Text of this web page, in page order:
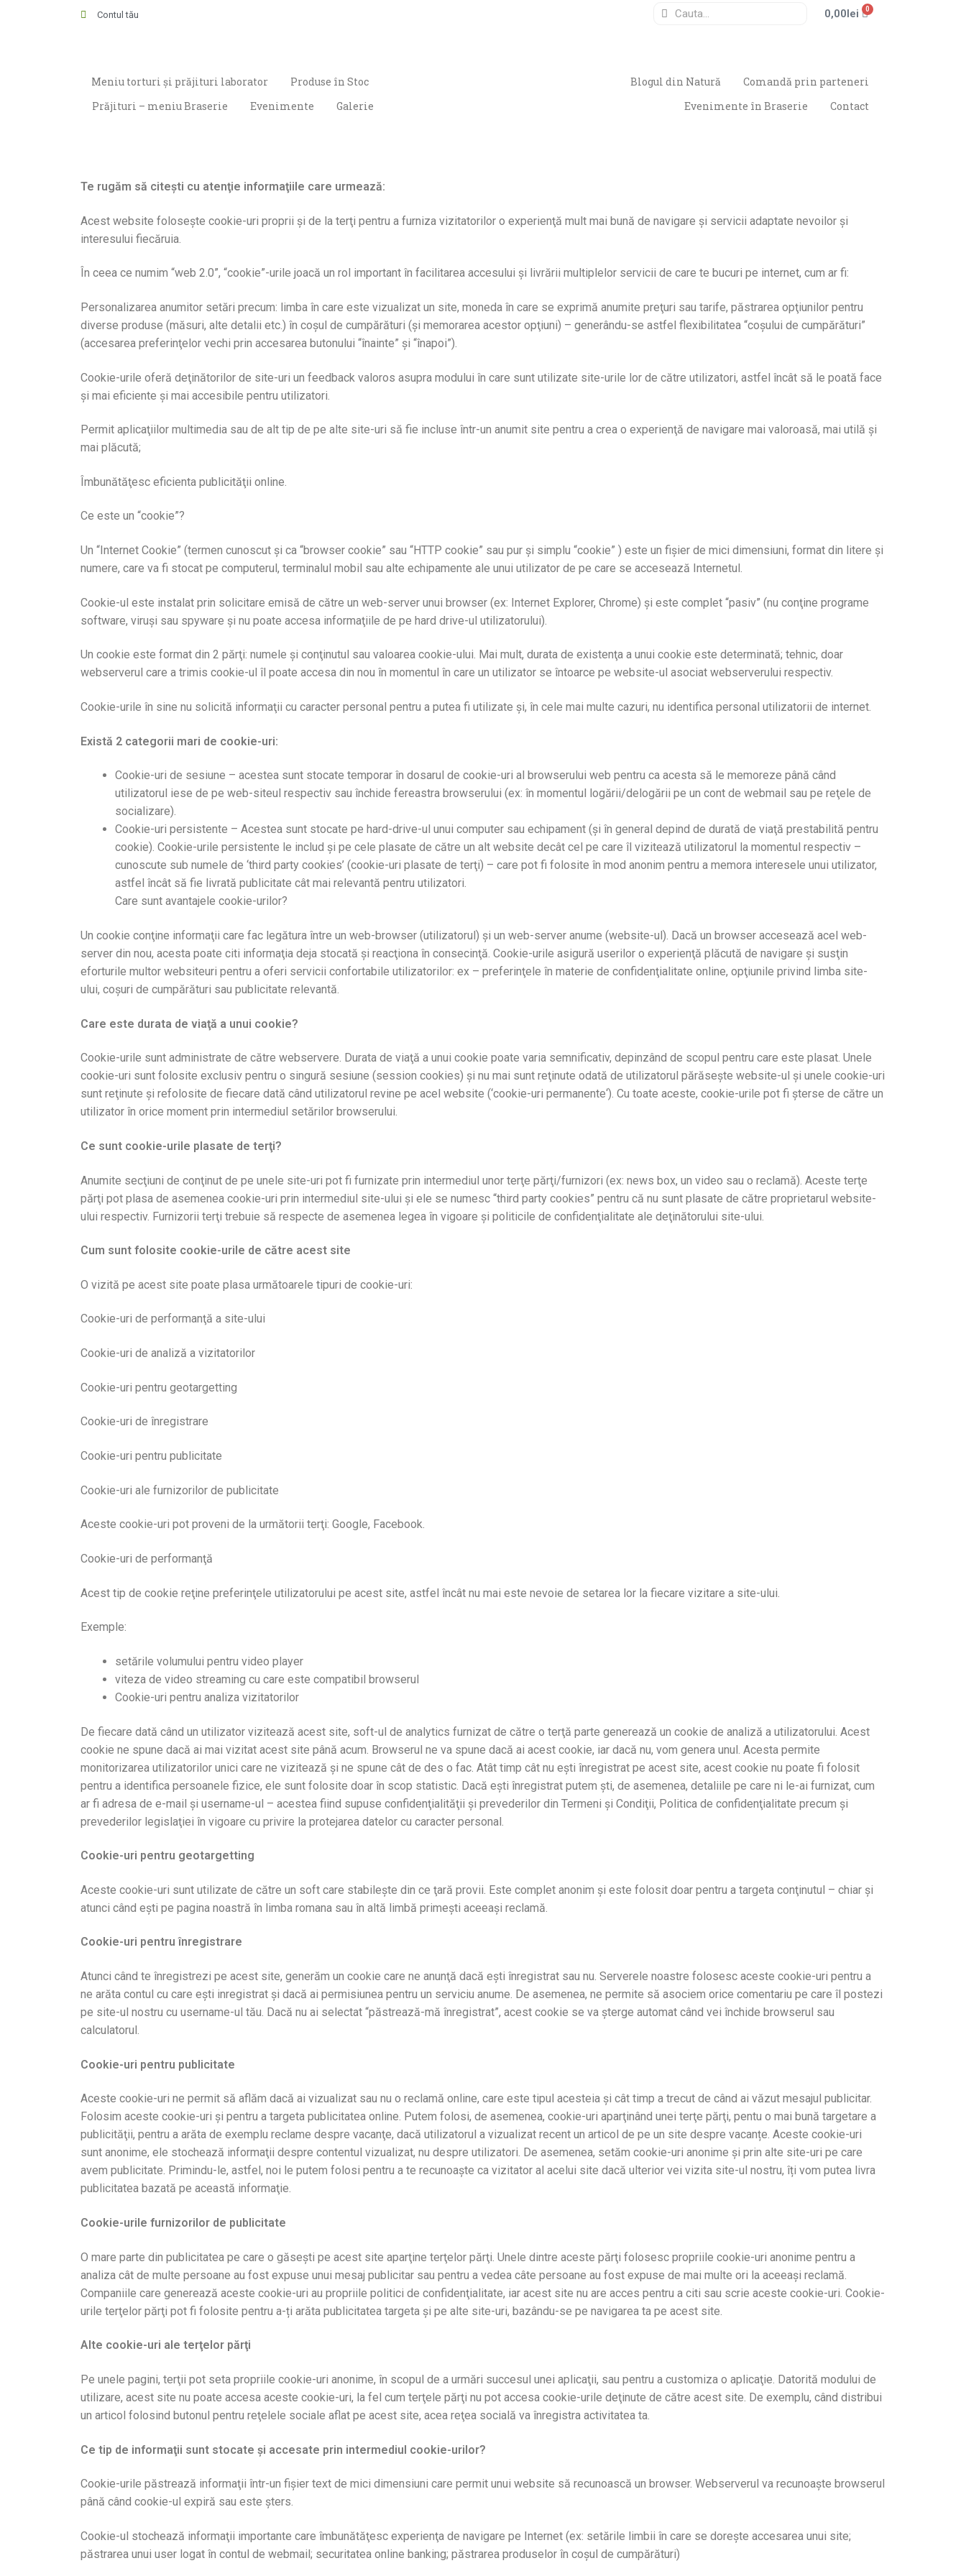
Contul tău 0,00lei 0
Meniu torturi și prăjituri laborator
Produse în Stoc
Prăjituri – meniu Braserie
Evenimente Galerie
Blogul din Natură
Comandă prin parteneri
Evenimente în Braserie
Contact
Te rugăm să citești cu atenţie informaţiile care urmează:
Acest website foloseşte cookie-uri proprii şi de la terţi pentru a furniza vizitatorilor o experienţă mult mai bună de navigare şi servicii adaptate nevoilor şi
interesului fiecăruia.
În ceea ce numim “web 2.0”, “cookie”-urile joacă un rol important în facilitarea accesului şi livrării multiplelor servicii de care te bucuri pe internet, cum ar fi:
Personalizarea anumitor setări precum: limba în care este vizualizat un site, moneda în care se exprimă anumite preţuri sau tarife, păstrarea opţiunilor pentru
diverse produse (măsuri, alte detalii etc.) în coşul de cumpărături (şi memorarea acestor opţiuni) – generându-se astfel flexibilitatea “coşului de cumpărături”
(accesarea preferinţelor vechi prin accesarea butonului “înainte” şi “înapoi”).
Cookie-urile oferă deţinătorilor de site-uri un feedback valoros asupra modului în care sunt utilizate site-urile lor de către utilizatori, astfel încât să le poată face
şi mai eficiente şi mai accesibile pentru utilizatori.
Permit aplicaţiilor multimedia sau de alt tip de pe alte site-uri să fie incluse într-un anumit site pentru a crea o experienţă de navigare mai valoroasă, mai utilă şi
mai plăcută;
Îmbunătăţesc eficienta publicităţii online.
Ce este un “cookie”?
Un “Internet Cookie” (termen cunoscut şi ca “browser cookie” sau “HTTP cookie” sau pur şi simplu “cookie” ) este un fişier de mici dimensiuni, format din litere şi
numere, care va fi stocat pe computerul, terminalul mobil sau alte echipamente ale unui utilizator de pe care se accesează Internetul.
Cookie-ul este instalat prin solicitare emisă de către un web-server unui browser (ex: Internet Explorer, Chrome) şi este complet “pasiv” (nu conţine programe
software, viruşi sau spyware şi nu poate accesa informaţiile de pe hard drive-ul utilizatorului).
Un cookie este format din 2 părţi: numele şi conţinutul sau valoarea cookie-ului. Mai mult, durata de existenţa a unui cookie este determinată; tehnic, doar
webserverul care a trimis cookie-ul îl poate accesa din nou în momentul în care un utilizator se întoarce pe website-ul asociat webserverului respectiv.
Cookie-urile în sine nu solicită informaţii cu caracter personal pentru a putea fi utilizate şi, în cele mai multe cazuri, nu identifica personal utilizatorii de internet.
Există 2 categorii mari de cookie-uri:
Cookie-uri de sesiune – acestea sunt stocate temporar în dosarul de cookie-uri al browserului web pentru ca acesta să le memoreze până când
utilizatorul iese de pe web-siteul respectiv sau închide fereastra browserului (ex: în momentul logării/delogării pe un cont de webmail sau pe reţele de
socializare).
Cookie-uri persistente – Acestea sunt stocate pe hard-drive-ul unui computer sau echipament (şi în general depind de durată de viaţă prestabilită pentru
cookie). Cookie-urile persistente le includ şi pe cele plasate de către un alt website decât cel pe care îl vizitează utilizatorul la momentul respectiv –
cunoscute sub numele de ‘third party cookies’ (cookie-uri plasate de terţi) – care pot fi folosite în mod anonim pentru a memora interesele unui utilizator,
astfel încât să fie livrată publicitate cât mai relevantă pentru utilizatori.
Care sunt avantajele cookie-urilor?
Un cookie conţine informaţii care fac legătura între un web-browser (utilizatorul) şi un web-server anume (website-ul). Dacă un browser accesează acel web-
server din nou, acesta poate citi informaţia deja stocată şi reacţiona în consecinţă. Cookie-urile asigură userilor o experienţă plăcută de navigare şi susţin
eforturile multor websiteuri pentru a oferi servicii confortabile utilizatorilor: ex – preferinţele în materie de confidenţialitate online, opţiunile privind limba site-
ului, coşuri de cumpărături sau publicitate relevantă.
Care este durata de viaţă a unui cookie?
Cookie-urile sunt administrate de către webservere. Durata de viaţă a unui cookie poate varia semnificativ, depinzând de scopul pentru care este plasat. Unele
cookie-uri sunt folosite exclusiv pentru o singură sesiune (session cookies) şi nu mai sunt reţinute odată de utilizatorul părăsește website-ul şi unele cookie-uri
sunt reţinute şi refolosite de fiecare dată când utilizatorul revine pe acel website (‘cookie-uri permanente‘). Cu toate aceste, cookie-urile pot fi şterse de către un
utilizator în orice moment prin intermediul setărilor browserului.
Ce sunt cookie-urile plasate de terţi?
Anumite secţiuni de conţinut de pe unele site-uri pot fi furnizate prin intermediul unor terţe părţi/furnizori (ex: news box, un video sau o reclamă). Aceste terţe
părţi pot plasa de asemenea cookie-uri prin intermediul site-ului şi ele se numesc “third party cookies” pentru că nu sunt plasate de către proprietarul website-
ului respectiv. Furnizorii terţi trebuie să respecte de asemenea legea în vigoare şi politicile de confidenţialitate ale deţinătorului site-ului.
Cum sunt folosite cookie-urile de către acest site
O vizită pe acest site poate plasa următoarele tipuri de cookie-uri:
Cookie-uri de performanţă a site-ului
Cookie-uri de analiză a vizitatorilor
Cookie-uri pentru geotargetting
Cookie-uri de înregistrare
Cookie-uri pentru publicitate
Cookie-uri ale furnizorilor de publicitate
Aceste cookie-uri pot proveni de la următorii terţi: Google, Facebook.
Cookie-uri de performanţă
Acest tip de cookie reţine preferinţele utilizatorului pe acest site, astfel încât nu mai este nevoie de setarea lor la fiecare vizitare a site-ului.
Exemple:
setările volumului pentru video player
viteza de video streaming cu care este compatibil browserul
Cookie-uri pentru analiza vizitatorilor
De fiecare dată când un utilizator vizitează acest site, soft-ul de analytics furnizat de către o terţă parte generează un cookie de analiză a utilizatorului. Acest
cookie ne spune dacă ai mai vizitat acest site până acum. Browserul ne va spune dacă ai acest cookie, iar dacă nu, vom genera unul. Acesta permite
monitorizarea utilizatorilor unici care ne vizitează şi ne spune cât de des o fac. Atât timp cât nu ești înregistrat pe acest site, acest cookie nu poate fi folosit
pentru a identifica persoanele fizice, ele sunt folosite doar în scop statistic. Dacă ești înregistrat putem şti, de asemenea, detaliile pe care ni le-ai furnizat, cum
ar fi adresa de e-mail şi username-ul – acestea fiind supuse confidenţialităţii şi prevederilor din Termeni şi Condiţii, Politica de confidenţialitate precum şi
prevederilor legislaţiei în vigoare cu privire la protejarea datelor cu caracter personal.
Cookie-uri pentru geotargetting
Aceste cookie-uri sunt utilizate de către un soft care stabileşte din ce ţară provii. Este complet anonim şi este folosit doar pentru a targeta conţinutul – chiar şi
atunci când ești pe pagina noastră în limba romana sau în altă limbă primești aceeaşi reclamă.
Cookie-uri pentru înregistrare
Atunci când te înregistrezi pe acest site, generăm un cookie care ne anunţă dacă ești înregistrat sau nu. Serverele noastre folosesc aceste cookie-uri pentru a
ne arăta contul cu care ești inregistrat şi dacă ai permisiunea pentru un serviciu anume. De asemenea, ne permite să asociem orice comentariu pe care îl postezi
pe site-ul nostru cu username-ul tău. Dacă nu ai selectat “păstrează-mă înregistrat”, acest cookie se va şterge automat când vei închide browserul sau
calculatorul.
Cookie-uri pentru publicitate
Aceste cookie-uri ne permit să aflăm dacă ai vizualizat sau nu o reclamă online, care este tipul acesteia şi cât timp a trecut de când ai văzut mesajul publicitar.
Folosim aceste cookie-uri şi pentru a targeta publicitatea online. Putem folosi, de asemenea, cookie-uri aparţinând unei terţe părţi, pentu o mai bună targetare a
publicităţii, pentru a arăta de exemplu reclame despre vacanţe, dacă utilizatorul a vizualizat recent un articol de pe un site despre vacanțe. Aceste cookie-uri
sunt anonime, ele stochează informaţii despre contentul vizualizat, nu despre utilizatori. De asemenea, setăm cookie-uri anonime şi prin alte site-uri pe care
avem publicitate. Primindu-le, astfel, noi le putem folosi pentru a te recunoaşte ca vizitator al acelui site dacă ulterior vei vizita site-ul nostru, îți vom putea livra
publicitatea bazată pe această informaţie.
Cookie-urile furnizorilor de publicitate
O mare parte din publicitatea pe care o găsești pe acest site aparţine terţelor părţi. Unele dintre aceste părţi folosesc propriile cookie-uri anonime pentru a
analiza cât de multe persoane au fost expuse unui mesaj publicitar sau pentru a vedea câte persoane au fost expuse de mai multe ori la aceeaşi reclamă.
Companiile care generează aceste cookie-uri au propriile politici de confidenţialitate, iar acest site nu are acces pentru a citi sau scrie aceste cookie-uri. Cookie-
urile terţelor părţi pot fi folosite pentru a-ți arăta publicitatea targeta şi pe alte site-uri, bazându-se pe navigarea ta pe acest site.
Alte cookie-uri ale terţelor părţi
Pe unele pagini, terţii pot seta propriile cookie-uri anonime, în scopul de a urmări succesul unei aplicaţii, sau pentru a customiza o aplicaţie. Datorită modului de
utilizare, acest site nu poate accesa aceste cookie-uri, la fel cum terţele părţi nu pot accesa cookie-urile deţinute de către acest site. De exemplu, când distribui
un articol folosind butonul pentru reţelele sociale aflat pe acest site, acea reţea socială va înregistra activitatea ta.
Ce tip de informaţii sunt stocate şi accesate prin intermediul cookie-urilor?
Cookie-urile păstrează informaţii într-un fişier text de mici dimensiuni care permit unui website să recunoască un browser. Webserverul va recunoaşte browserul
până când cookie-ul expiră sau este şters.
Cookie-ul stochează informaţii importante care îmbunătăţesc experienţa de navigare pe Internet (ex: setările limbii în care se doreşte accesarea unui site;
păstrarea unui user logat în contul de webmail; securitatea online banking; păstrarea produselor în coşul de cumpărături)